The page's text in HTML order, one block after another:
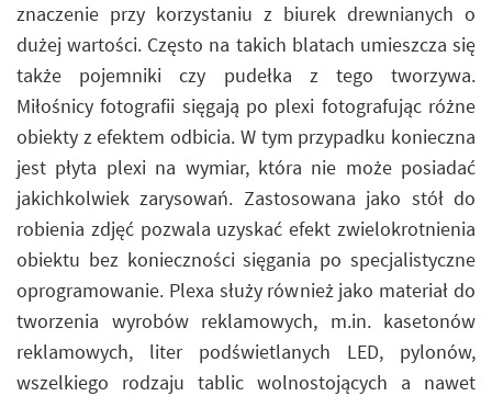
znaczenie przy korzystaniu z biurek drewnianych o
dużej wartości. Często na takich blatach umieszcza się
także pojemniki czy pudełka z tego tworzywa.
Miłośnicy fotografii sięgają po plexi fotografując różne
obiekty z efektem odbicia. W tym przypadku konieczna
jest płyta plexi na wymiar, która nie może posiadać
jakichkolwiek zarysowań. Zastosowana jako stół do
robienia zdjęć pozwala uzyskać efekt zwielokrotnienia
obiektu bez konieczności sięgania po specjalistyczne
oprogramowanie. Plexa służy również jako materiał do
tworzenia wyrobów reklamowych, m.in. kasetonów
reklamowych, liter podświetlanych LED, pylonów,
wszelkiego rodzaju tablic wolnostojących a nawet